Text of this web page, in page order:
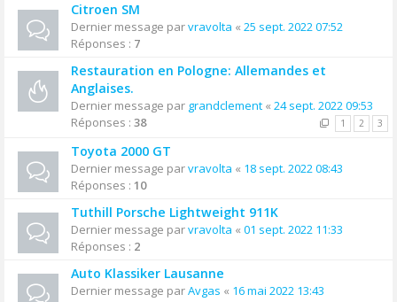
Citroen SM
Dernier message parvravolta « 25 sept. 2022 07:52
Réponses : 7
Restauration en Pologne: Allemandes et
Anglaises.
Dernier message par grandclement « 24 sept. 2022 09:53
Réponses : 38 1 2 3
Toyota 2000 GT
Dernier message parvravolta « 18 sept. 2022 08:43
Réponses : 10
Tuthill Porsche Lightweight 911K
Dernier message parvravolta « 01 sept. 2022 11:33
Réponses : 2
Auto Klassiker Lausanne
Dernier message parAvgas « 16 mai 2022 13:43